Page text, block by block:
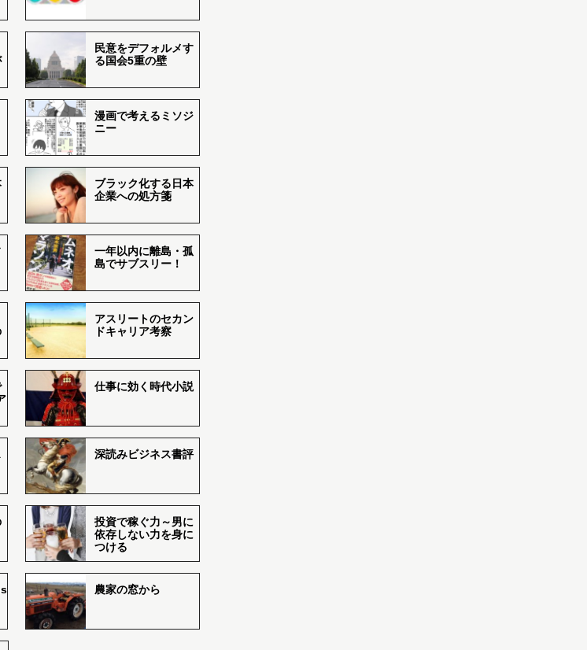
民意をデフォルメす
る国会5重の壁
漫画で考えるミソジ
ニー
ブラック化する日本
企業への処方箋
一年以内に離島・孤
島でサブスリー！
アスリートのセカン
ドキャリア考察
仕事に効く時代小説
深読みビジネス書評
投資で稼ぐ力～男に
依存しない力を身に
つける
農家の窓から